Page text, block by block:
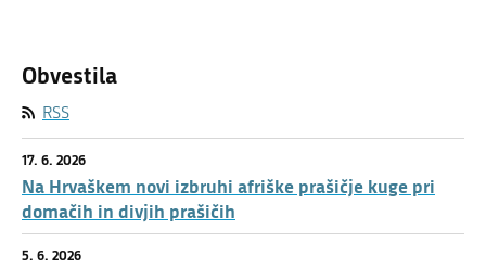
Obvestila
RSS
17. 6. 2026
Na Hrvaškem novi izbruhi afriške prašičje kuge pri
domačih in divjih prašičih
5. 6. 2026